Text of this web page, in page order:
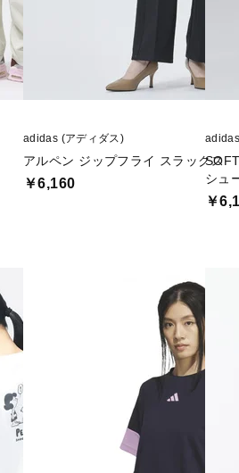
adidas (アディダス)
アルペン ジップフライ スラックス
￥6,160
シュ
￥